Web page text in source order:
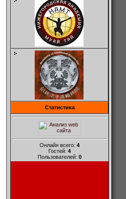
Статистика
Онлайн всего: 4
Гостей: 4
Пользователей: 0